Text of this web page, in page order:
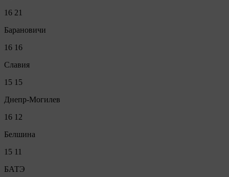
16 21
Барановичи
16 16
Славия
15 15
Днепр-Могилев
16 12
Белшина
15 11
БАТЭ